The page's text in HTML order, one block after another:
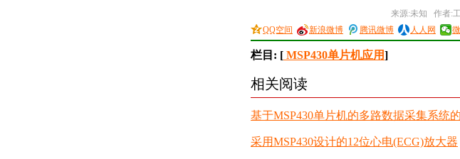
来源:未知 作者:
QQ空间
新浪微博 腾讯微博 人人网
栏目: [ MSP430单片机应用]
相关阅读
基于MSP430单片机的多路数据采集系统
采用MSP430设计的12位心电(ECG)放大器